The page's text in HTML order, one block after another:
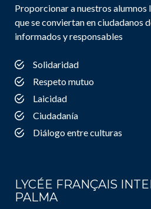
Proporcionar a nuestros alumnos
que se conviertan en ciudadanos
informados y responsables
Solidaridad
Respeto mutuo
Laicidad
Ciudadanía
Diálogo entre culturas
LYCÉE FRANÇAIS
PALMA